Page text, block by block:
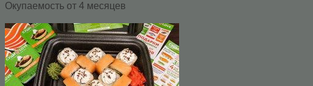
Окупаемость от 4 месяцев